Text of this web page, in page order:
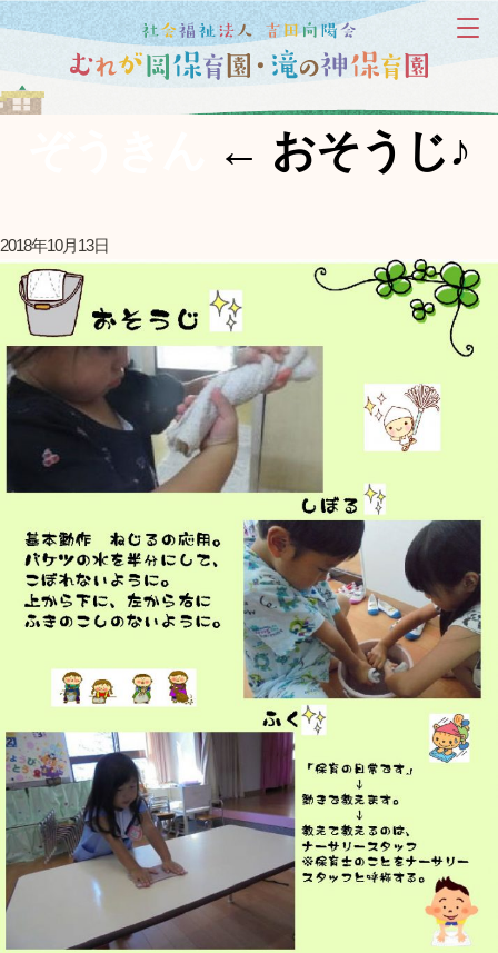
← おそうじ♪
2018年10月13日